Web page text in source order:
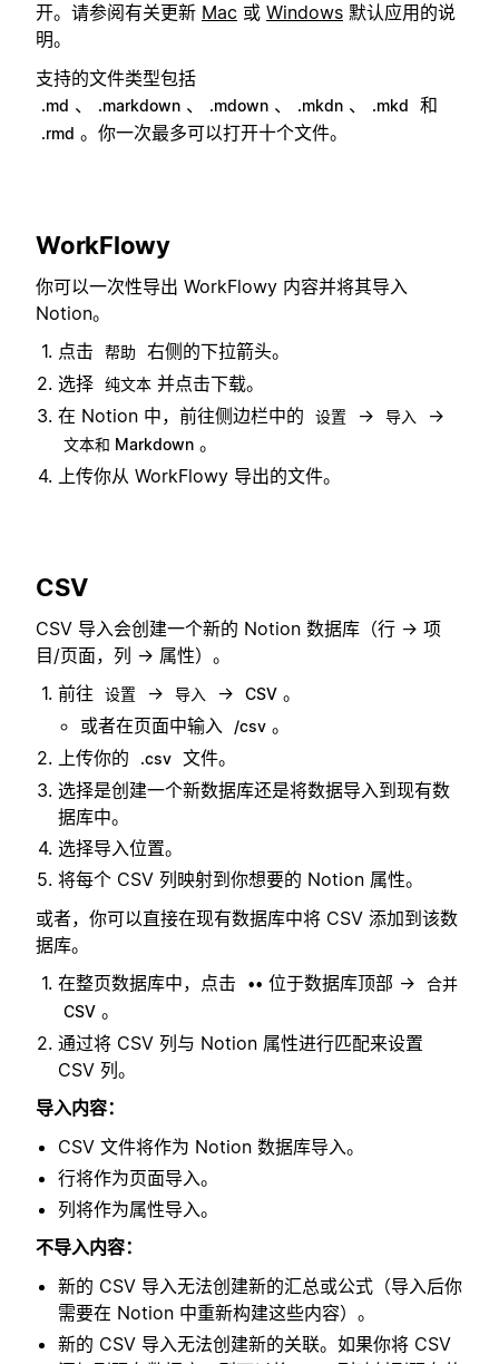
开。请参阅有关更新 Mac 或 Windows 默认应用的说
明。
支持的文件类型包括
.md 、 .markdown 、 .mdown 、 .mkdn 、 .mkd 和
.rmd 。你一次最多可以打开十个文件。
WorkFlowy
你可以一次性导出 WorkFlowy 内容并将其导入
Notion。
点击
帮助
右侧的下拉箭头。
选择 纯文本 并点击下载。
在 Notion 中，前往侧边栏中的
设置 → 导入 →
文本和 Markdown 。
上传你从 WorkFlowy 导出的文件。
CSV
CSV 导入会创建一个新的 Notion 数据库（行 → 项
目/页面，列 → 属性）。
前往
设置 → 导入 → CSV 。
或者在页面中输入
/csv 。
上传你的
.csv 文件。
选择是创建一个新数据库还是将数据导入到现有数
据库中。
选择导入位置。
将每个 CSV 列映射到你想要的 Notion 属性。
或者，你可以直接在现有数据库中将 CSV 添加到该数
据库。
在整页数据库中，点击
•• 位于数据库顶部 →
合并
CSV 。
通过将 CSV 列与 Notion 属性进行匹配来设置
CSV 列。
导入内容：
CSV 文件将作为 Notion 数据库导入。
行将作为页面导入。
列将作为属性导入。
不导入内容：
新的 CSV 导入无法创建新的汇总或公式（导入后你
需要在 Notion 中重新构建这些内容）。
新的 CSV 导入无法创建新的关联。如果你将 CSV